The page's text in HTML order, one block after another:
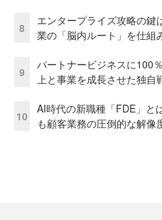
8
エンタープライズ攻略の鍵
業の「脳内ルート」を仕組
9
パートナービジネスに100
上と事業を成長させた独自
10
AI時代の新職種「FDE」と
も顧客業務の圧倒的な解像